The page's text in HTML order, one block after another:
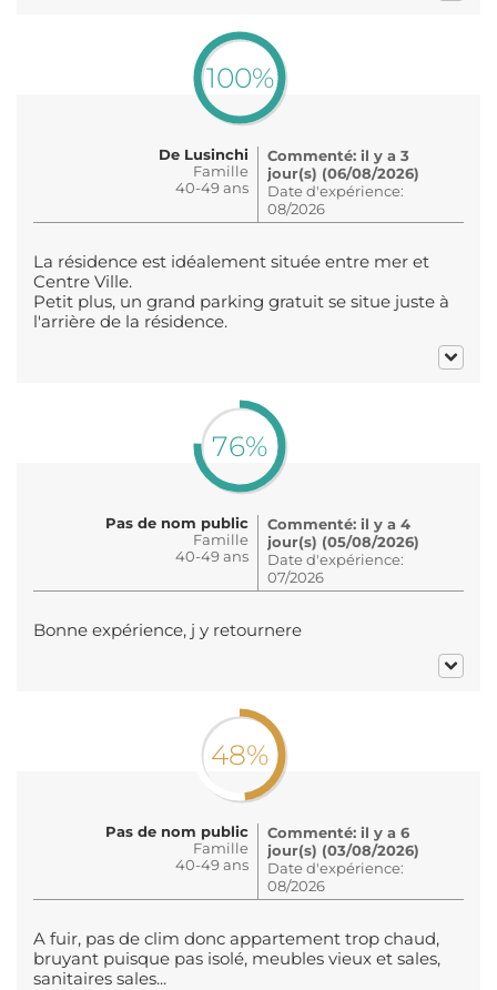
100%
De Lusinchi
Famille
40-49 ans
Commenté: il y a 3
jour(s) (06/08/2026)
Date d'expérience:
08/2026
La résidence est idéalement située entre mer et
Centre Ville.
Petit plus, un grand parking gratuit se situe juste à
l'arrière de la résidence.
76%
Pas de nom public
Famille
40-49 ans
Commenté: il y a 4
jour(s) (05/08/2026)
Date d'expérience:
07/2026
Bonne expérience, j y retournere
48%
Pas de nom public
Famille
40-49 ans
Commenté: il y a 6
jour(s) (03/08/2026)
Date d'expérience:
08/2026
A fuir, pas de clim donc appartement trop chaud,
bruyant puisque pas isolé, meubles vieux et sales,
sanitaires sales...